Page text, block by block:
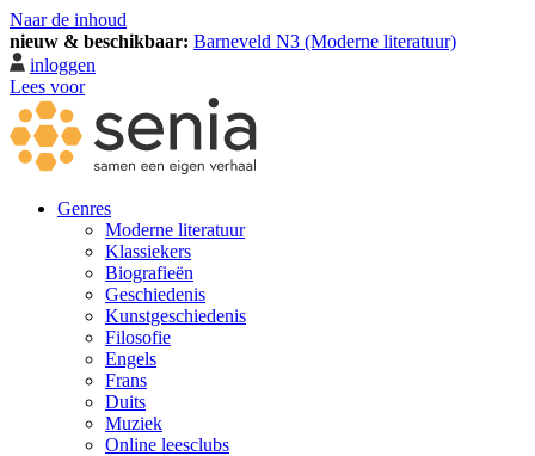
Naar de inhoud
nieuw & beschikbaar: Barneveld N3 (Moderne literatuur)
inloggen
Lees voor
Genres
Moderne literatuur
Klassiekers
Biografieën
Geschiedenis
Kunst­geschiedenis
Filosofie
Engels
Frans
Duits
Muziek
Online leesclubs